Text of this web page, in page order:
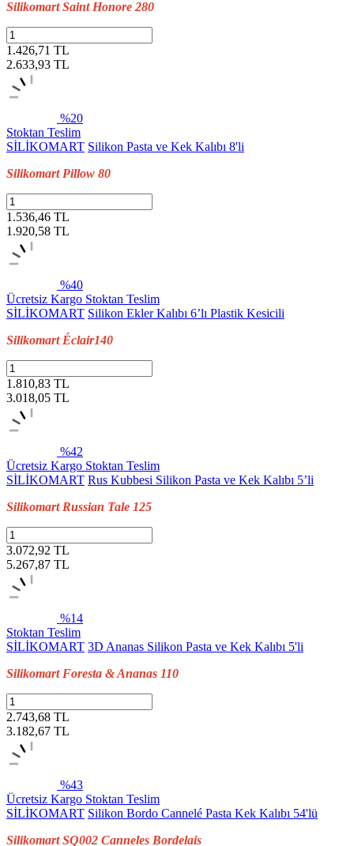
Silikomart Saint Honore 280
1.426,71 TL
2.633,93 TL
%20
Stoktan Teslim
SİLİKOMART Silikon Pasta ve Kek Kalıbı 8'li
Silikomart Pillow 80
1.536,46 TL
1.920,58 TL
%40
Ücretsiz Kargo Stoktan Teslim
SİLİKOMART Silikon Ekler Kalıbı 6’lı Plastik Kesicili
Silikomart Éclair140
1.810,83 TL
3.018,05 TL
%42
Ücretsiz Kargo Stoktan Teslim
SİLİKOMART Rus Kubbesi Silikon Pasta ve Kek Kalıbı 5’li
Silikomart Russian Tale 125
3.072,92 TL
5.267,87 TL
%14
Stoktan Teslim
SİLİKOMART 3D Ananas Silikon Pasta ve Kek Kalıbı 5'li
Silikomart Foresta & Ananas 110
2.743,68 TL
3.182,67 TL
%43
Ücretsiz Kargo Stoktan Teslim
SİLİKOMART Silikon Bordo Cannelé Pasta Kek Kalıbı 54'lü
Silikomart SQ002 Canneles Bordelais